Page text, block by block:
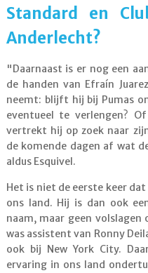
Standard en
Anderlecht?
"Daarnaast is er nog een
de handen van Efraín
neemt: blijft hij bij Pumas
eventueel te verlengen?
vertrekt hij op zoek naar
de komende dagen af ​​wat
aldus Esquivel.
Het is niet de eerste keer
ons land. Hij is dan ook
naam, maar geen
was assistent van Ronny
ook bij New York City.
ervaring in ons land